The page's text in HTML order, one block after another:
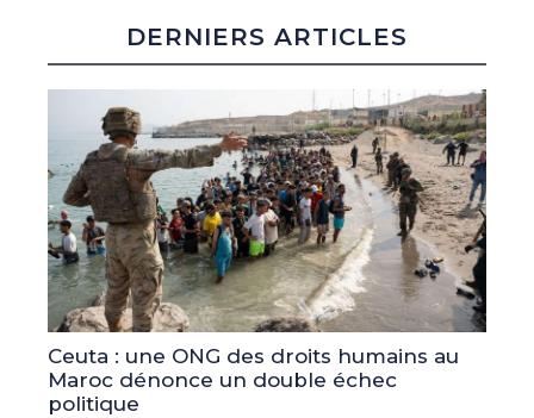
DERNIERS ARTICLES
Ceuta : une ONG des droits humains au
Maroc dénonce un double échec
politique